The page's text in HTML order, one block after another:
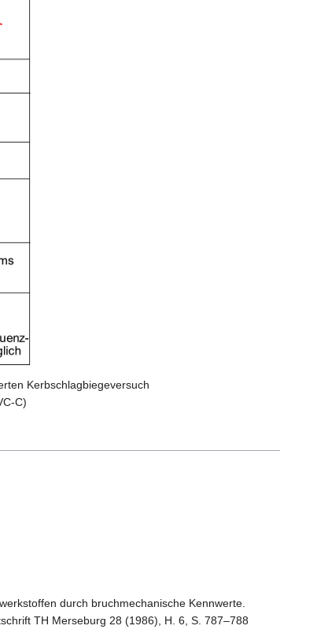
Kerbschlagbiegeversuch
C)
durch bruchmechanische Kennwerte.
TH Merseburg 28 (1986), H. 6, S. 787‒788